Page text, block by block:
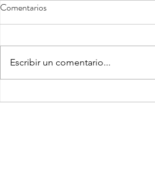
Cobertura sobre la epidemia de
Comentarios
Escribir un comentario...